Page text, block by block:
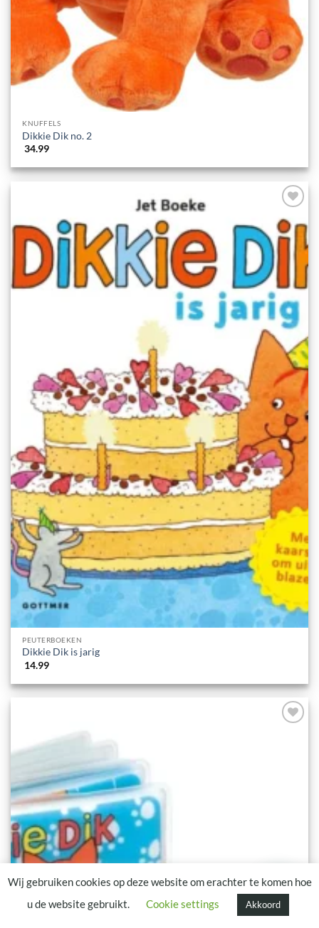
KNUFFELS
Dikkie Dik no. 2
34.99
PEUTERBOEKEN
Dikkie Dik is jarig
14.99
Advies nodig?